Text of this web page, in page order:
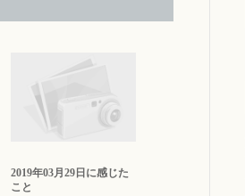
2019年03月29日に感じた
こと